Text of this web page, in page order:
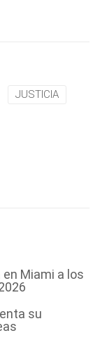
JUSTICIA
Miami a los
su